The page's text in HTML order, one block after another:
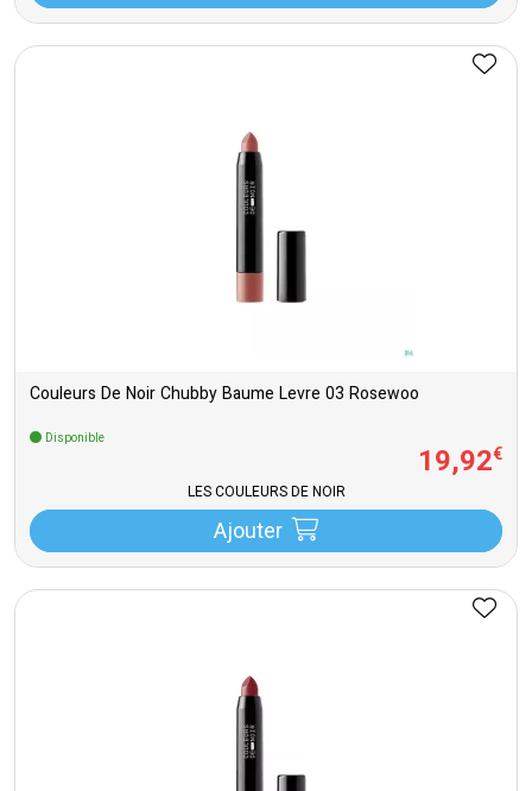
Couleurs De Noir Chubby Baume Levre 03 Rosewoo
Disponible
19,92€
LES COULEURS DE NOIR
Ajouter